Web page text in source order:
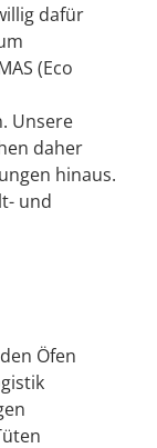
dafür
(Eco
Unsere
daher
hinaus.
und
Öfen